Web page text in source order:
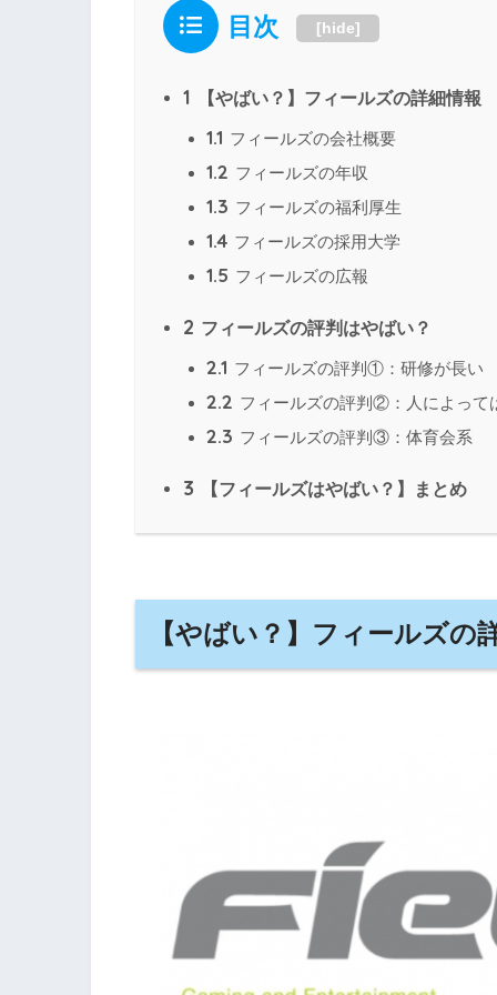
目次 [hide]
1 【やばい？】フィールズの詳細情報
1.1 フィールズの会社概要
1.2 フィールズの年収
1.3 フィールズの福利厚生
1.4 フィールズの採用大学
1.5 フィールズの広報
2 フィールズの評判はやばい？
2.1 フィールズの評判①：研修が長い
2.2 フィールズの評判②：人によって
2.3 フィールズの評判③：体育会系
3 【フィールズはやばい？】まとめ
【やばい？】フィールズの